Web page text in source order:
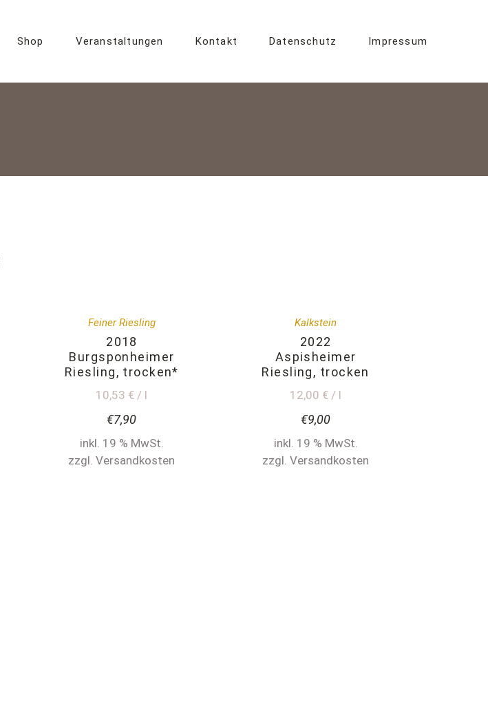
Shop Veranstaltungen Kontakt Datenschutz Impressum
Feiner Riesling
2018
Burgsponheimer
Riesling, trocken*
10,53 € / l
€7,90
inkl. 19 % MwSt.
zzgl. Versandkosten
Kalkstein
2022
Aspisheimer
Riesling, trocken
12,00 € / l
€9,00
inkl. 19 % MwSt.
zzgl. Versandkosten